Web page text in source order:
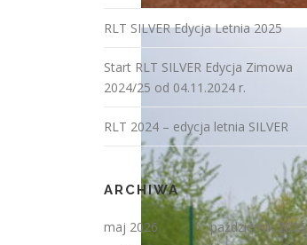
RLT SILVER Edycja Letnia 2025
Start RLT SILVER Edycja Zimowa
2024/25 od 04.11.2024 r.
RLT 2024 – edycja letnia SILVER
ARCHIWA
maj 2026
październik 2025